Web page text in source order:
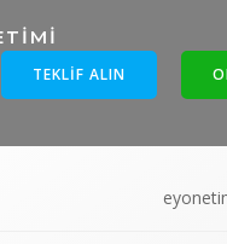
TEKLIF ALIN